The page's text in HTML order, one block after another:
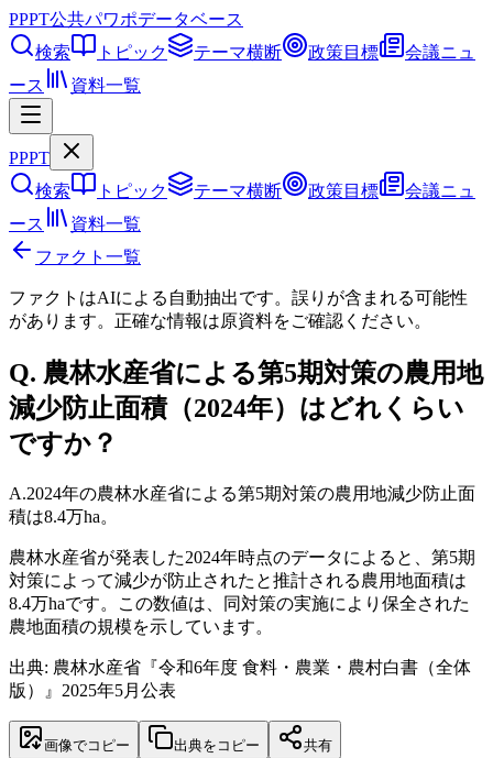
PPPT公共パワポデータベース
検索
トピック テーマ横断 政策目標
会議ニュ
ース
資料一覧
PPPT
検索
トピック テーマ横断 政策目標
会議ニュ
ース
資料一覧
ファクト一覧
ファクトはAIによる自動抽出です。誤りが含まれる可能性
があります。正確な情報は原資料をご確認ください。
Q. 農林水産省による第5期対策の農用地
減少防止面積（2024年）はどれくらい
ですか？
A.2024年の農林水産省による第5期対策の農用地減少防止面
積は8.4万ha。
農林水産省が発表した2024年時点のデータによると、第5期
対策によって減少が防止されたと推計される農用地面積は
8.4万haです。この数値は、同対策の実施により保全された
農地面積の規模を示しています。
出典: 農林水産省『令和6年度 食料・農業・農村白書（全体
版）』2025年5月公表
画像でコピー 出典をコピー 共有